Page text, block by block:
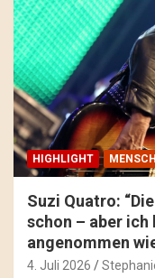
HIGHLIGHT
Suzi Quatro:
schon – aber ich
angenommen
4. Juli 2026